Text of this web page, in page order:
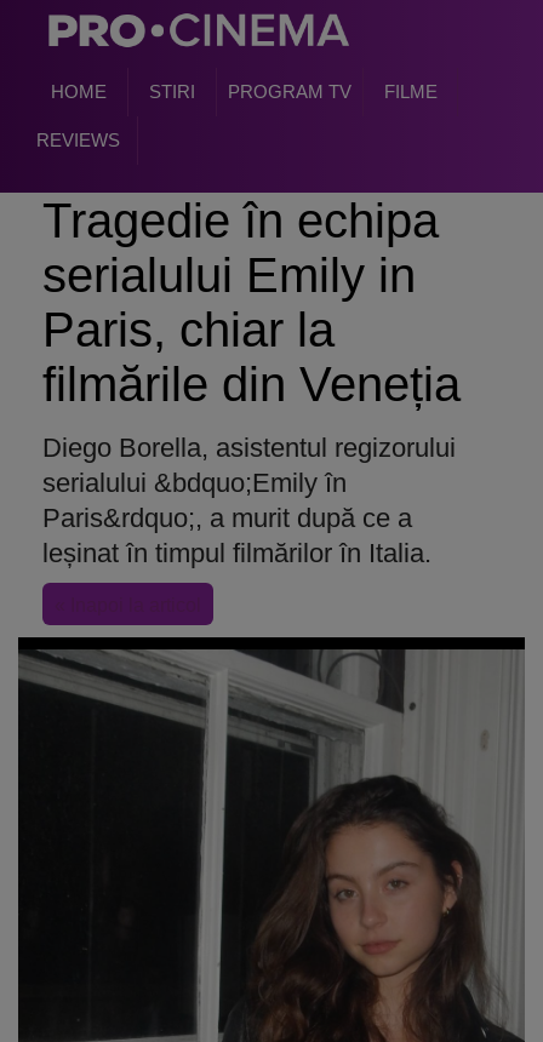
HOME STIRI PROGRAM TV FILME
REVIEWS
Tragedieîn echipa
serialului Emily in
Paris, chiar la
filmările din Veneția
Diego Borella, asistentul regizorului
serialului &bdquo;Emily în
Paris&rdquo;, a murit după ce a
leșinat în timpul filmărilor în Italia.